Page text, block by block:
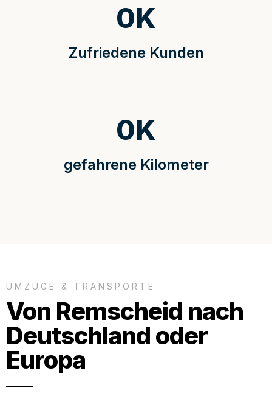
Zufriedene Kunden
0K
gefahrene Kilometer
0K
UMZÜGE & TRANSPORTE
Von Remscheid nach
Deutschland oder
Europa